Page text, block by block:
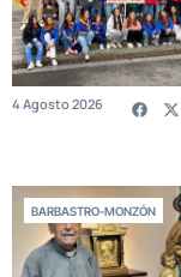
4 Agosto 2026
BARBASTRO-MONZÓN